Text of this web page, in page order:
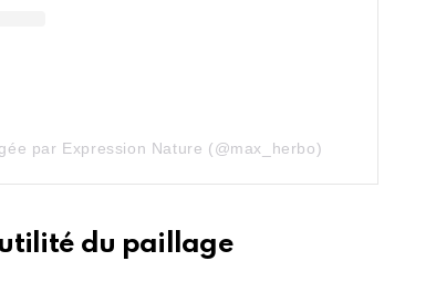
par Expression Nature (@max_herbo)
du paillage